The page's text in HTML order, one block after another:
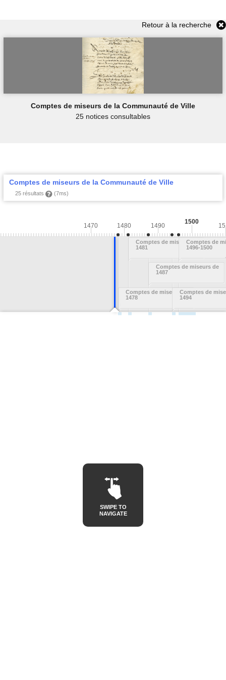
Retour à la recherche
Comptes de miseurs de la Communauté de Ville
25 notices consultables
Comptes de miseurs de la Communauté de Ville
25 résultats (7ms)
SWIPE TO
NAVIGATE
Comptes de miseurs de
1478
Comptes de miseurs de
1481
Comptes de miseurs de
1487
Comptes de
1494
Comptes de
1496-1500
1500
1470 1480 1490